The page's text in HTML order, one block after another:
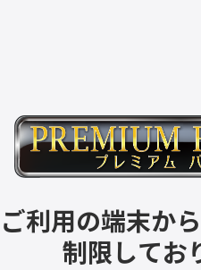
ご利用の端末か
制限してお